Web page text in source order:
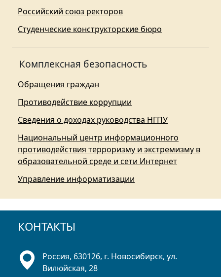
Российский союз ректоров
Студенческие конструкторские бюро
Комплексная безопасность
Обращения граждан
Противодействие коррупции
Сведения о доходах руководства НГПУ
Национальный центр информационного
противодействия терроризму и экстремизму в
образовательной среде и сети Интернет
Управление информатизации
КОНТАКТЫ
Россия, 630126, г. Новосибирск, ул.
Вилюйская, 28